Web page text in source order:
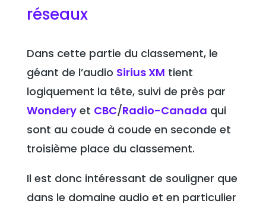
réseaux
Dans cette partie du classement, le
géant de l’audio Sirius XM tient
logiquement la tête, suivi de près par
Wonderyet CBC/Radio-Canada qui
sont au coude à coude en seconde et
troisième place du classement.
Il est donc intéressant de souligner que
dans le domaine audio et en particulier